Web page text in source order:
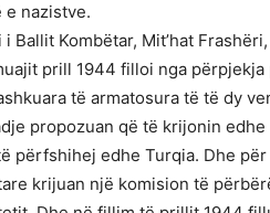
nazistve.
Ballit Kombëtar, Mit’hat
prill 1944 filloi nga
të armatosura të të dy
propozuan që të krijonin
përfshihej edhe Turqia. Dhe
krijuan një komision të